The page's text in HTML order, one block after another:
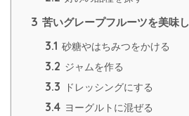
3 苦いグレープフルーツを美味
3.1 砂糖やはちみつをかける
3.2 ジャムを作る
3.3 ドレッシングにする
3.4 ヨーグルトに混ぜる